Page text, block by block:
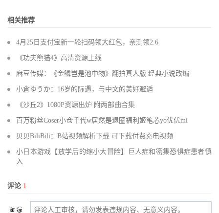
相关推荐
4月25日支付宝新一轮扫码领大红包，亲测领2.6
《功夫熊猫4》高清资源上线
麻豆传媒：《金鳞岂是池中物》翻拍真人版 经典小说改编
小倉ゆうか：16岁的际遇，与中文的美好邂逅
《沙丘2》1080P资源出炉 附两部曲合集
百万粉丝Coser小仓千代w居然是退圈福利姬笔芯yo优优mi
贝贝BiliBili：B站视频解析下载 可下载付费充电视频
小日本游戏【放学后的缩小大冒险】巨人症和密集恐惧症患者慎
入
评论 1